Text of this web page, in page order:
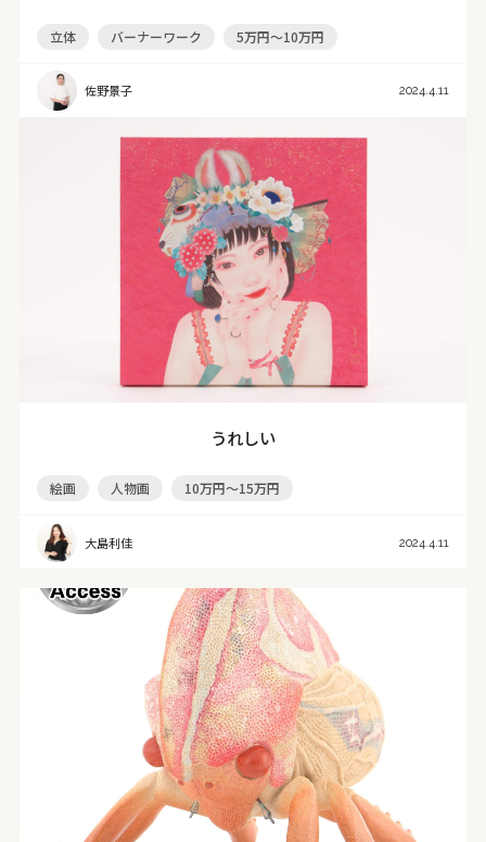
立体 バーナーワーク 5万円～10万円
佐野景子 2024.4.11
うれしい
絵画 人物画 10万円～15万円
大島利佳 2024.4.11